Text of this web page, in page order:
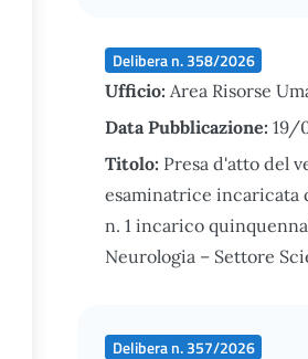
Delibera n. 358/2026
Ufficio: Area Risorse
Data Pubblicazione: 19/
Titolo: Presa d'atto del
esaminatrice incaricata
n. 1 incarico
Neurologia – Settore
Delibera n. 357/2026